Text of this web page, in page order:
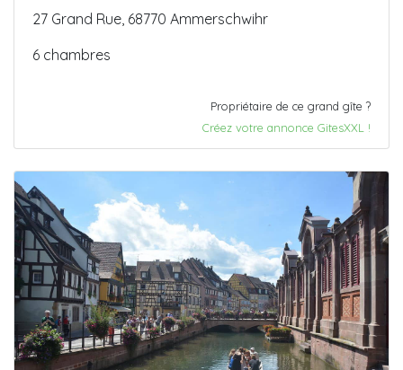
27 Grand Rue, 68770 Ammerschwihr
6 chambres
Propriétaire de ce grand gîte ?
Créez votre annonce GitesXXL !